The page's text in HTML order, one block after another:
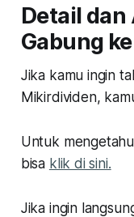
Detail
Gabung
Jika kamu ingin
Mikirdividen,
Untuk
bisa klik di sini.
Jika ingin